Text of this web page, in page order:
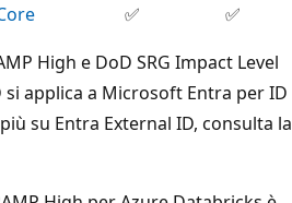
✅
✅
High e DoD SRG Impact Level
applica a Microsoft Entra per ID
su Entra External ID, consulta la